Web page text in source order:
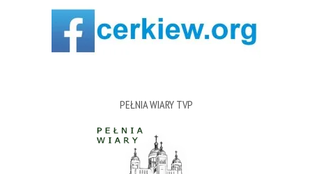
PEŁNIA WIARY TVP